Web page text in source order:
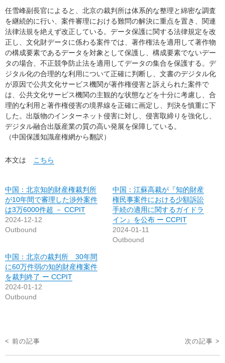
任雪峰副長官によると、北京の裁判所は体系的な整理と綿密な調査
を継続的に行い、案件審理における難問の解決に重点を置き、関連
法律法規を絶えず改正している。データ保護に関する法律規定を改
正し、文化財データに係わる案件では、著作権法を適用して著作物
の構成要素であるデータを対象として保護し、構成要素でないデー
タの場合、不正競争防止法を適用してデータの集合を保護する。デ
ジタル化の合理的な利用について正確に判断し、文書のデジタル化
が原因で公共文化サービス機関が著作権侵害と訴えられた案件で
は、公共文化サービス機関の主観的な状態などを十分に考慮し、合
理的な利用と著作権侵害の境界線を正確に画定し、判決を慎重に下
した。出版物のインターネット侵害に対し、侵害取締りを強化し、
デジタル融合出版産業の質の高い発展を保障している。
（中国保護知識産権網から翻訳）
本文は こちら
中国：北京知的財産権裁判所
が10年間で審理した渉外案件
は3万6000件超 － CCPIT
2024-12-12
Outbound
中国：江蘇高裁が『知的財産
権民事案件における少額訴訟
手続の適用に関するガイドラ
イン』を公布 ー CCPIT
2024-01-11
Outbound
中国：北京の裁判所 30年間
に60万件弱の知的財産権案件
を裁判終了 ー CCPIT
2024-01-12
Outbound
投
稿
< 前の記事 次の記事 >